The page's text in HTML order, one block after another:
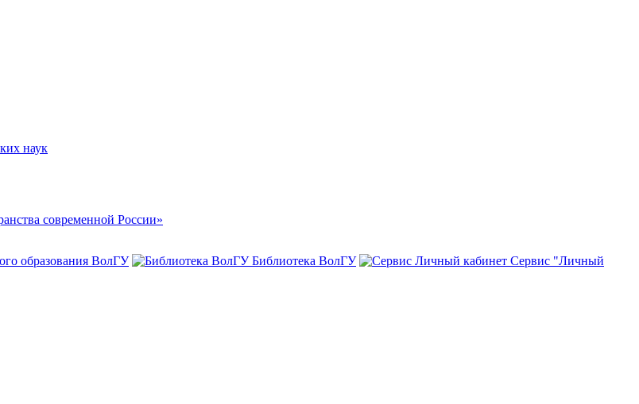
наук
современной России»
образования ВолГУ Библиотека ВолГУ
Сервис "Личный